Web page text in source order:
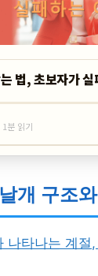
법, 초보자가
분 읽기
개 구조
나타나는 계절